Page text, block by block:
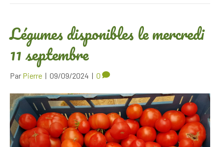
Légumes disponibles le mercredi
11 septembre
Par Pierre | 09/09/2024 | 0